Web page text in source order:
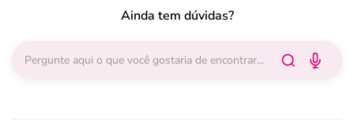
Ainda tem dúvidas?